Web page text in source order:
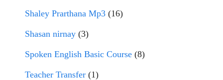
Shaley Prarthana Mp3 (16)
Shasan nirnay (3)
Spoken English Basic Course (8)
Teacher Transfer (1)